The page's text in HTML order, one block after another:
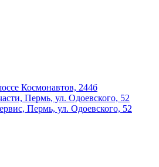
Космонавтов, 244б
Пермь, ул. Одоевского, 52
Пермь, ул. Одоевского, 52